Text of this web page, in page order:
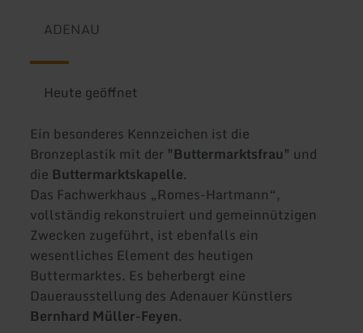
ADENAU
Heute geöffnet
Ein besonderes Kennzeichen ist die
Bronzeplastik mit der "Buttermarktsfrau" und
die Buttermarktskapelle.
Das Fachwerkhaus „Romes-Hartmann“,
vollständig rekonstruiert und gemeinnützigen
Zwecken zugeführt, ist ebenfalls ein
wesentliches Element des heutigen
Buttermarktes. Es beherbergt eine
Dauerausstellung des Adenauer Künstlers
Bernhard Müller-Feyen.